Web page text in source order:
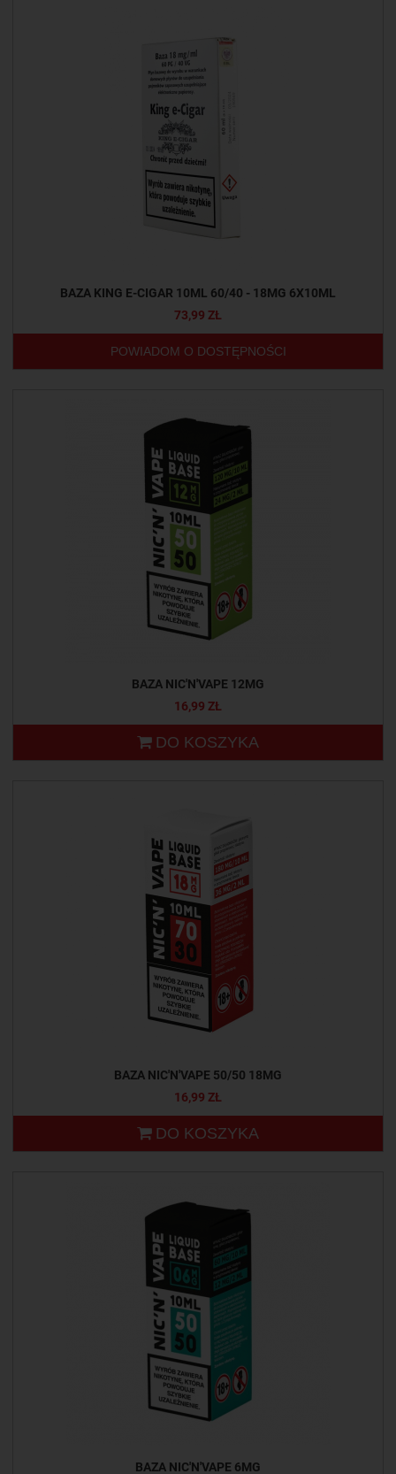
BAZA KING E-CIGAR 10ML 60/40 - 18MG 6X10ML
73,99 ZŁ
POWIADOM O DOSTĘPNOŚCI
BAZA NIC'N'VAPE 12MG
16,99 ZŁ
DO KOSZYKA
BAZA NIC'N'VAPE 50/50 18MG
16,99 ZŁ
DO KOSZYKA
BAZA NIC'N'VAPE 6MG